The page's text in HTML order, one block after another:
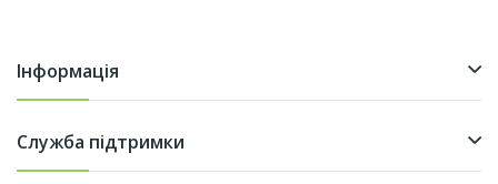
Інформація
Служба підтримки